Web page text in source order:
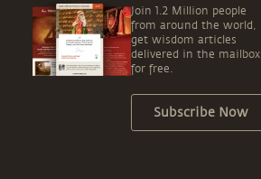
Join 1.2 Million people
from around the world,
get wisdom articles
delivered in the mailbox
for free.
Subscribe Now